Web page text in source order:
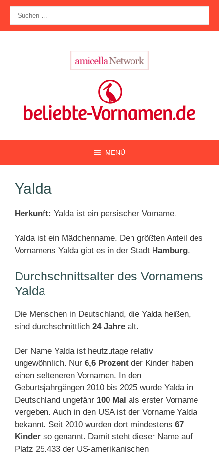
Zum
Inhalt
springen
nach:
MENÜ
Yalda
Herkunft: Yalda ist ein persischer Vorname.
Yalda ist ein Mädchenname. Den größten Anteil des
Vornamens Yalda gibt es in der Stadt Hamburg.
Durchschnittsalter des Vornamens
Yalda
Die Menschen in Deutschland, die Yalda heißen,
sind durchschnittlich 24 Jahre alt.
Der Name Yalda ist heutzutage relativ
ungewöhnlich. Nur 6,6 Prozent der Kinder haben
einen selteneren Vornamen. In den
Geburtsjahrgängen 2010 bis 2025 wurde Yalda in
Deutschland ungefähr 100 Mal als erster Vorname
vergeben. Auch in den USA ist der Vorname Yalda
bekannt. Seit 2010 wurden dort mindestens 67
Kinder so genannt. Damit steht dieser Name auf
Platz 25.433 der US-amerikanischen